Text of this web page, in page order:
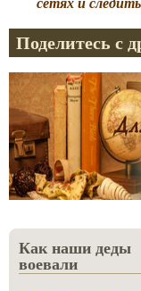
Поделитесь с
Как наши деды
воевали